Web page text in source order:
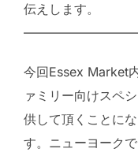
伝えします。
今回Essex Market
ァミリー向けスペ
供して頂くことに
す。ニューヨーク